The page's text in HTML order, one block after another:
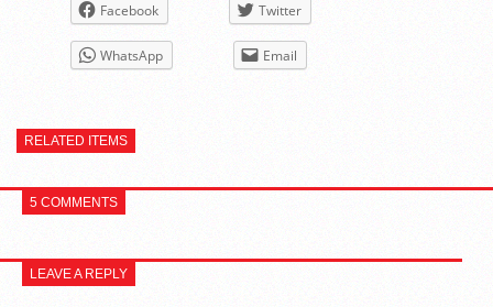
Facebook Twitter
WhatsApp Email
RELATED ITEMS
5 COMMENTS
LEAVE A REPLY